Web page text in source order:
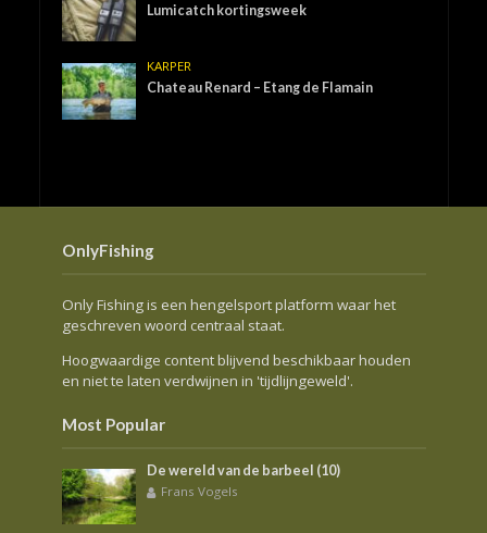
Lumicatch kortingsweek
KARPER
Chateau Renard – Etang de Flamain
OnlyFishing
Only Fishing is een hengelsport platform waar het
geschreven woord centraal staat.
Hoogwaardige content blijvend beschikbaar houden
en niet te laten verdwijnen in 'tijdlijngeweld'.
Most Popular
De wereld van de barbeel (10)
Frans Vogels